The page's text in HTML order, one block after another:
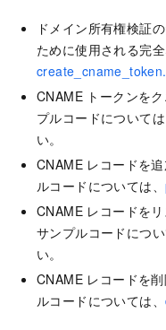
ドメイン所有権検証
ために使用される完
CNAME トークンを
プルコードについて
い。
CNAME レコードを
ルコードについては、
CNAME レコードを
サンプルコードについ
い。
CNAME レコードを
ルコードについては、